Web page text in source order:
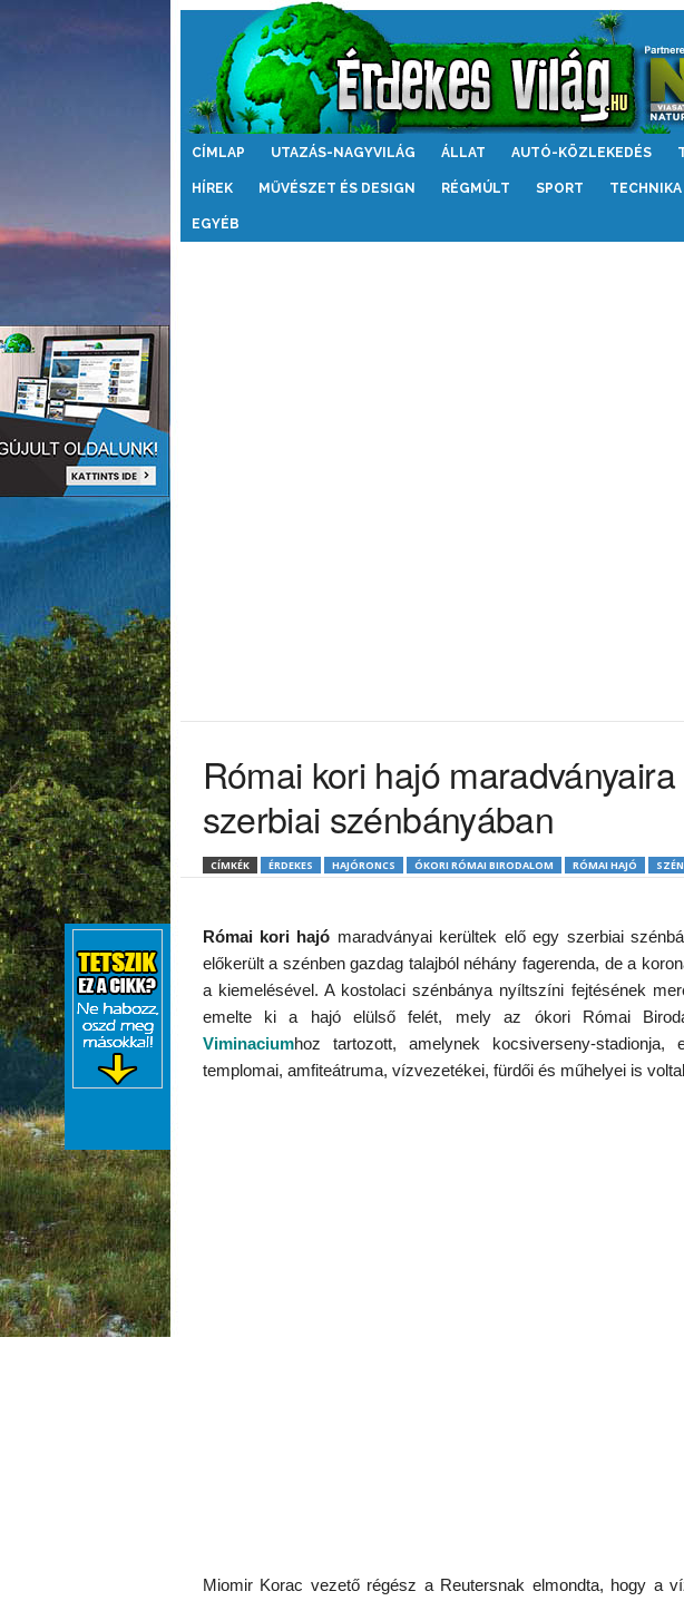
Érdekes
CÍMLAP UTAZÁS-NAGYVILÁG ÁLLAT AUTÓ-KÖZLEKEDÉS
HÍREK MŰVÉSZET ÉS DESIGN RÉGMÚLT SPORT TECHNIKA
EGYÉB
Római kori hajó
szerbiai szénbányában
CÍMKÉK ÉRDEKES HAJÓRONCS ÓKORI RÓMAI BIRODALOM RÓMAI HAJÓ
Római kori hajó maradványai kerültek elő egy szerbiai
előkerült a szénben gazdag talajból néhány fagerenda, de a
a kiemelésével. A kostolaci szénbánya nyíltszíni fejtésének
emelte ki a hajó elülső felét, mely az ókori Római
Viminaciumhoz tartozott, amelynek kocsiverseny-stadionja,
templomai, amfiteátruma, vízvezetékei, fürdői és műhelyei is
Miomir Korac vezető régész a Reutersnak elmondta, hogy a